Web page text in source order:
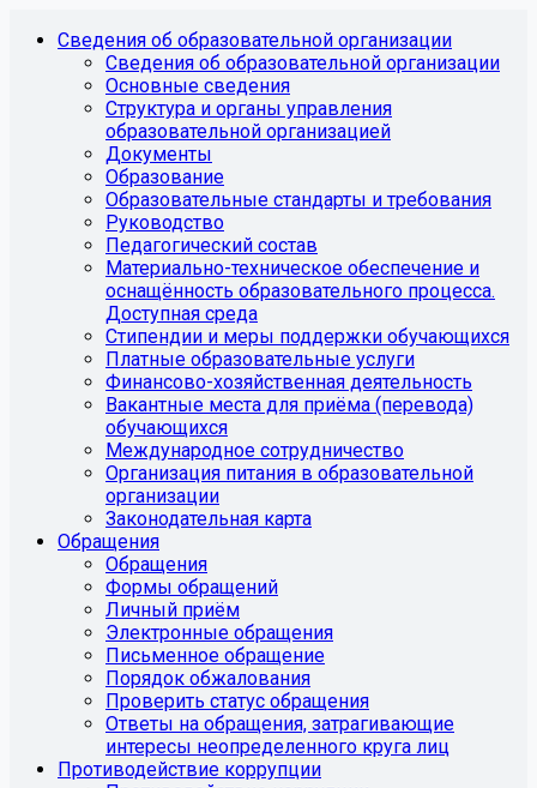
Сведения об образовательной организации
Сведения об образовательной организации
Основные сведения
Структура и органы управления
образовательной организацией
Документы
Образование
Образовательные стандарты и требования
Руководство
Педагогический состав
Материально-техническое обеспечение и
оснащённость образовательного процесса.
Доступная среда
Стипендии и меры поддержки обучающихся
Платные образовательные услуги
Финансово-хозяйственная деятельность
Вакантные места для приёма (перевода)
обучающихся
Международное сотрудничество
Организация питания в образовательной
организации
Законодательная карта
Обращения
Обращения
Формы обращений
Личный приём
Электронные обращения
Письменное обращение
Порядок обжалования
Проверить статус обращения
Ответы на обращения, затрагивающие
интересы неопределенного круга лиц
Противодействие коррупции